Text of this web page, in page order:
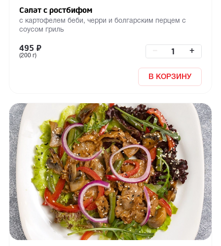
Салат с ростбифом
с картофелем беби, черри и болгарским перцем с
соусом гриль
495 ₽
(200 г)
+
В КОРЗИНУ